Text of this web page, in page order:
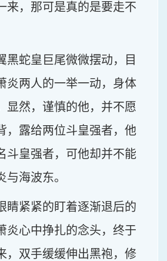
来，那可是真的是要走不
黑蛇皇巨尾微微摆动，目
炎两人的一举一动，身体
显然，谨慎的他，并不愿
，露给两位斗皇强者，他
斗皇强者，可他却并不能
与海波东。
睛紧紧的盯着逐渐退后的
炎心中挣扎的念头，终于
，双手缓缓伸出黑袍，修